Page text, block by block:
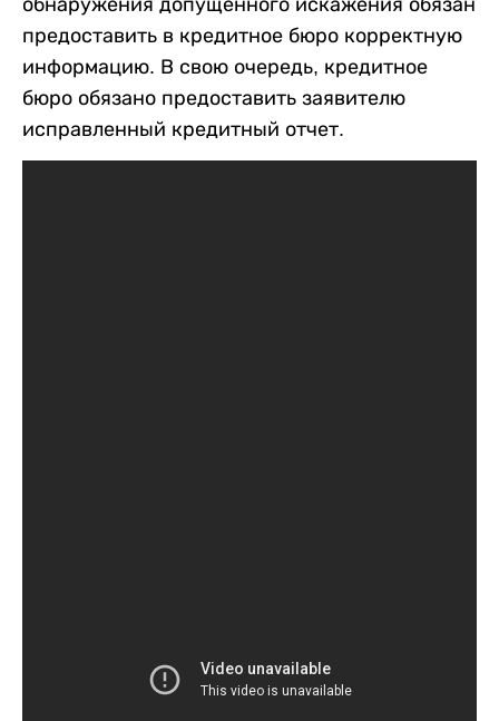
обнаружения допущенного искажения обязан
предоставить в кредитное бюро корректную
информацию. В свою очередь, кредитное
бюро обязано предоставить заявителю
исправленный кредитный отчет.